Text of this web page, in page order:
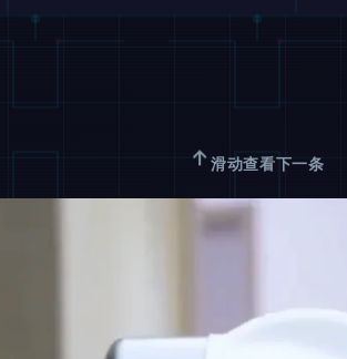
↑ 滑动查看下一条